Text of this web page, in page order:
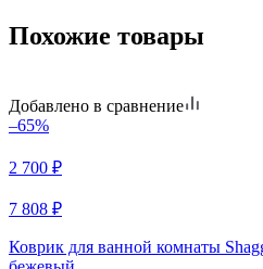
Похожие товары
Добавлено в сравнение
–65%
2 700 ₽
7 808 ₽
Коврик для ванной комнаты